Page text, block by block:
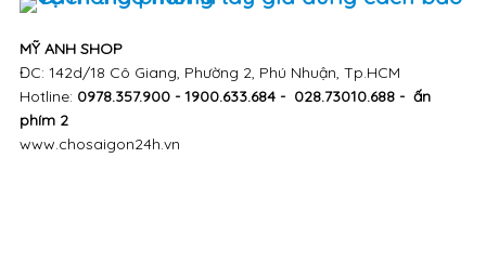
MỸ ANH SHOP
ĐC: 142d/18 Cô Giang, Phường 2, Phú Nhuận, Tp.HCM
Hotline: 0978.357.900 - 1900.633.684 - 028.73010.688 - ấn
phím 2
www.chosaigon24h.vn